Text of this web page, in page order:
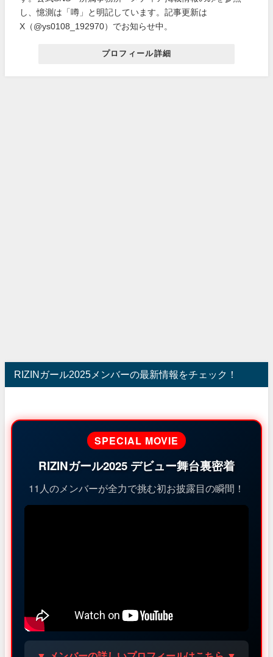
し、憶測は「噂」と明記しています。記事更新は
X（@ys0108_192970）でお知らせ中。
プロフィール詳細
RIZINガール2025メンバーの最新情報をチェック！
SPECIAL MOVIE
RIZINガール2025 デビュー舞台裏密着
11人のメンバーが全力で挑む初お披露目の瞬間！